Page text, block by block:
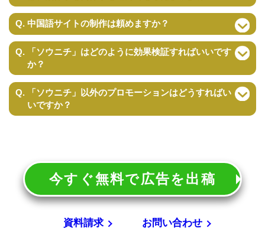
Q. 中国語サイトの制作は頼めますか？
Q. 「ソウニチ」はどのように効果検証すればいいです
か？
Q. 「ソウニチ」以外のプロモーションはどうすればい
いですか？
今すぐ無料で広告を出稿
資料請求 お問い合わせ